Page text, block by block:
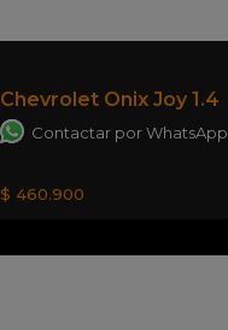
Chevrolet Onix Joy 1.4
Contactar por WhatsApp
$ 460.900